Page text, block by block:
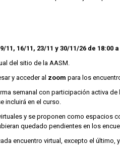
11, 16/11, 23/11 y 30/11/26 de 18:00
del sitio de la AASM.
y acceder al zoom para los
semanal con participación activa
incluirá en el curso.
y se proponen como espacios
quedado pendientes en los
encuentro virtual, excepto el último,